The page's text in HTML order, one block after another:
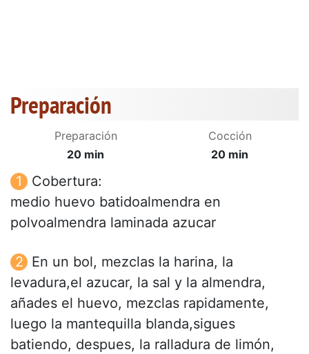
Preparación
Preparación
20 min
Cocción
20 min
Cobertura:
medio huevo batidoalmendra en
polvoalmendra laminada azucar
En un bol, mezclas la harina, la
levadura,el azucar, la sal y la almendra,
añades el huevo, mezclas rapidamente,
luego la mantequilla blanda,sigues
batiendo, despues, la ralladura de limón,